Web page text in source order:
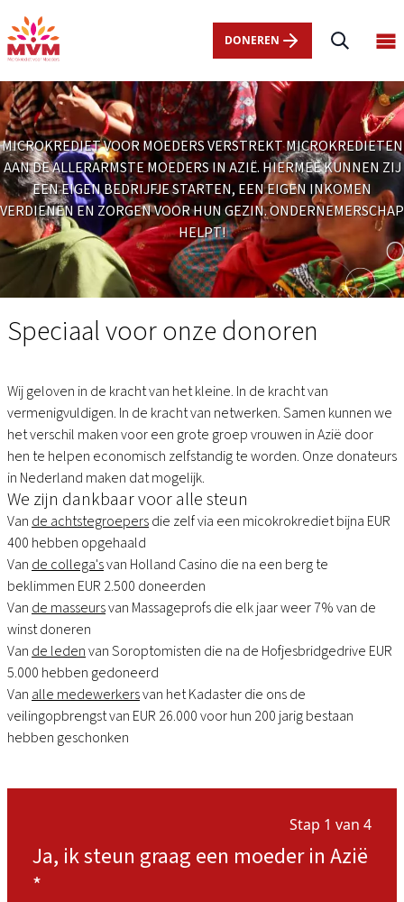
en
naar
inhoud
gaan
Main
navigation
nl
DONEREN
MICROKREDIET VOOR MOEDERS VERSTREKT MICROKREDIETEN
AAN DE ALLERARMSTE MOEDERS IN AZIË. HIERMEE KUNNEN ZIJ
EEN EIGEN BEDRIJFJE STARTEN, EEN EIGEN INKOMEN
VERDIENEN EN ZORGEN VOOR HUN GEZIN. ONDERNEMERSCHAP
HELPT!
Speciaal
voor
Speciaal voor onze donoren
Wij geloven in de kracht van het kleine. In de kracht van
vermenigvuldigen. In de kracht van netwerken. Samen kunnen we
het verschil maken voor een grote groep vrouwen in Azië door
hen te helpen economisch zelfstandig te worden. Onze donateurs
in Nederland maken dat mogelijk.
We zijn dankbaar voor alle steun
Van de achtstegroepersdie zelf via een micokrokrediet bijna EUR
400 hebben opgehaald
Van de collega'svan Holland Casino die na een berg te
beklimmen EUR 2.500 doneerden
Van de masseursvan Massageprofs die elk jaar weer 7% van de
winst doneren
Van de ledenvan Soroptomisten die na de Hofjesbridgedrive EUR
5.000 hebben gedoneerd
Van alle medewerkersvan het Kadaster die ons de
veilingopbrengst van EUR 26.000 voor hun 200 jarig bestaan
hebben geschonken
Stap 1 van 4
Ja, ik steun graag een moeder in Azië
*